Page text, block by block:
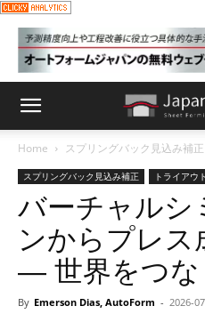
Home スプリングバック見込み補正
スプリングバック見込み補正 トライアウト
バーチャルシ
ンからプレス
― 世界をつな
By Emerson Dias, AutoForm - 2026-